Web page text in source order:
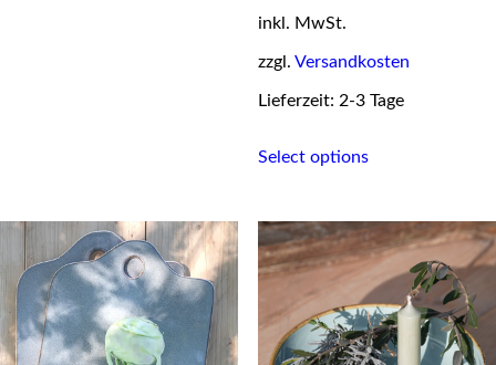
inkl. MwSt.
zzgl. Versandkosten
Lieferzeit: 2-3 Tage
Select optionsproduct
variants.
The
options
may
be
chosen
on